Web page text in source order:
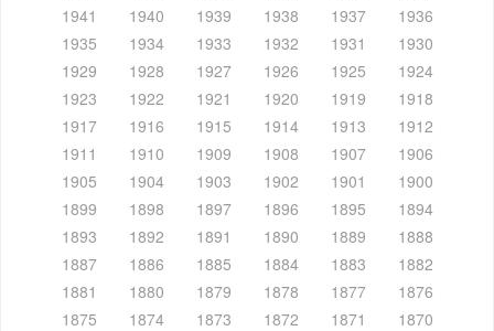
1941
1940 1939 1938 1937
1936
1935
1934 1933 1932 1931
1930
1929
1928 1927 1926 1925
1924
1923
1922 1921 1920 1919
1918
1917
1916 1915 1914 1913
1912
1911
1910 1909 1908 1907
1906
1905
1904 1903 1902 1901
1900
1899
1898 1897 1896 1895
1894
1893
1892 1891 1890 1889
1888
1887
1886 1885 1884 1883
1882
1881
1880 1879 1878 1877
1876
1875
1874 1873 1872 1871
1870